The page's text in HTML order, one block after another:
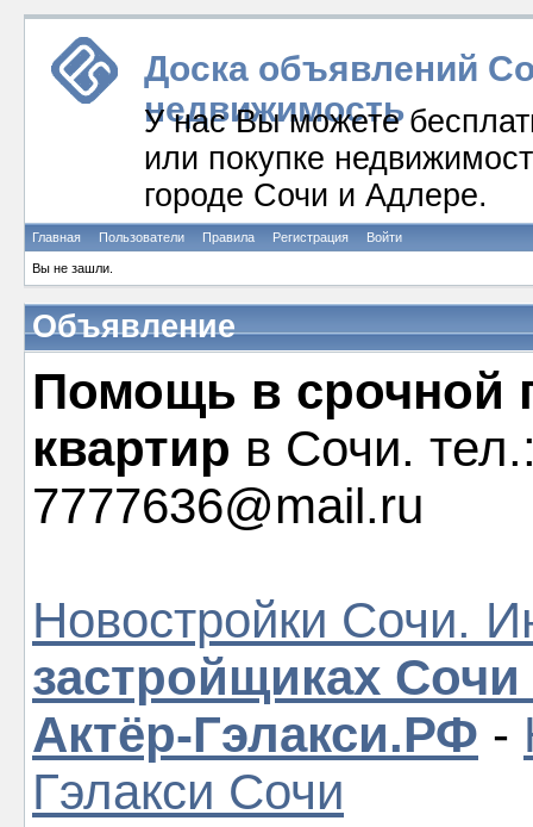
Доска объявлений
недвижимость
У нас Вы можете
или покупке
городе Сочи и Адлере.
Главная Пользователи Правила Регистрация Войти
Вы не зашли.
Объявление
Помощь в срочной
квартир в Сочи.
7777636@mail.ru
Новостройки Сочи.
застройщиках Сочи
Актёр-Гэлакси.РФ -
Гэлакси Сочи